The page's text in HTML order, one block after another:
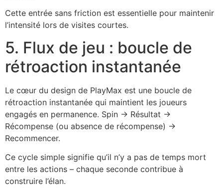
Cette entrée sans friction est essentielle pour maintenir
l’intensité lors de visites courtes.
5. Flux de jeu : boucle de
rétroaction instantanée
Le cœur du design de PlayMax est une boucle de
rétroaction instantanée qui maintient les joueurs
engagés en permanence. Spin -> Résultat ->
Récompense (ou absence de récompense) ->
Recommencer.
Ce cycle simple signifie qu’il n’y a pas de temps mort
entre les actions – chaque seconde contribue à
construire l’élan.